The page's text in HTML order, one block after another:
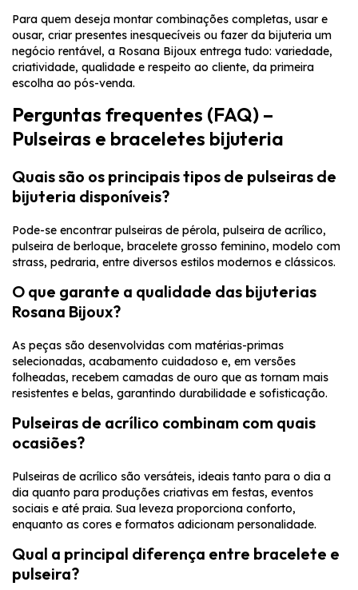
Para quem deseja montar combinações completas, usar e
ousar, criar presentes inesquecíveis ou fazer da bijuteria um
negócio rentável, a Rosana Bijoux entrega tudo: variedade,
criatividade, qualidade e respeito ao cliente, da primeira
escolha ao pós-venda.
Perguntas frequentes (FAQ) –
Pulseiras e braceletes bijuteria
Quais são os principais tipos de pulseiras de
bijuteria disponíveis?
Pode-se encontrar pulseiras de pérola, pulseira de acrílico,
pulseira de berloque, bracelete grosso feminino, modelo com
strass, pedraria, entre diversos estilos modernos e clássicos.
O que garante a qualidade das bijuterias
Rosana Bijoux?
As peças são desenvolvidas com matérias-primas
selecionadas, acabamento cuidadoso e, em versões
folheadas, recebem camadas de ouro que as tornam mais
resistentes e belas, garantindo durabilidade e sofisticação.
Pulseiras de acrílico combinam com quais
ocasiões?
Pulseiras de acrílico são versáteis, ideais tanto para o dia a
dia quanto para produções criativas em festas, eventos
sociais e até praia. Sua leveza proporciona conforto,
enquanto as cores e formatos adicionam personalidade.
Qual a principal diferença entre bracelete e
pulseira?